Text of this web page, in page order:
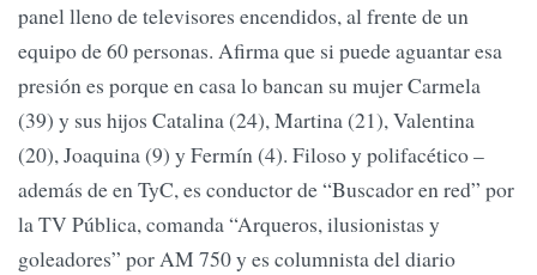
panel lleno de televisores encendidos, al frente de un
equipo de 60 personas. Afirma que si puede aguantar esa
presión es porque en casa lo bancan su mujer Carmela
(39) y sus hijos Catalina (24), Martina (21), Valentina
(20), Joaquina (9) y Fermín (4). Filoso y polifacético –
además de en TyC, es conductor de “Buscador en red” por
la TV Pública, comanda “Arqueros, ilusionistas y
goleadores” por AM 750 y es columnista del diario